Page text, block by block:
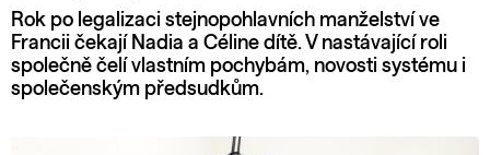
Rok po legalizaci stejnopohlavních manželství ve
Francii čekají Nadia a Céline dítě. V nastávající roli
společně čelí vlastním pochybám, novosti systému i
společenským předsudkům.